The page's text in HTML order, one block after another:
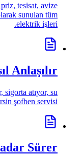
tesisat, avize
sunulan tüm
elektrik işleri.
Anlaşılır?
sigorta atıyor, su
şofben servisi.
Sürer?